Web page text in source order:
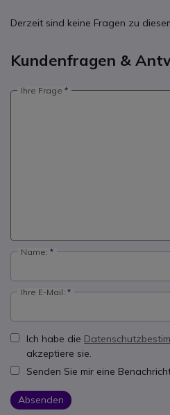
Derzeit sind keine Fragen zu
Kundenfragen &
Ihre Frage
Name:
Ihre E-Mail:
Ich habe die
akzeptiere sie.
Senden Sie mir eine
Absenden